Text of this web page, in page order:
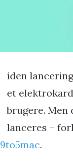
iden
et
brugere. Men
lanceres –
9to5mac.